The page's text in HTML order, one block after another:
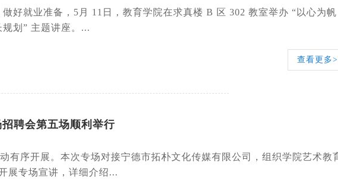
好就业准备，5月 11日，教育学院在求真楼 B 区 302 教室举办 “以心为
划” 主题讲座。...
查看更多>
聘会第五场顺利举行
有序开展。本次专场对接宁德市拓朴文化传媒有限公司，组织学院艺术教
展专场宣讲，详细介绍...